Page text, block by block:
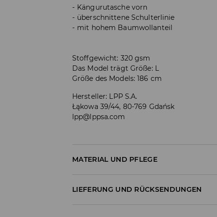
Kängurutasche vorn
überschnittene Schulterlinie
mit hohem Baumwollanteil
Stoffgewicht: 320 gsm
Das Model trägt Größe: L
Größe des Models: 186 cm
Hersteller: LPP S.A.
Łąkowa 39/44, 80-769 Gdańsk
lpp@lppsa.com
MATERIAL UND PFLEGE
ERSTER STOFF 60% BAUMWOLLE, 40%
BLEICHEN NICHT ERLAUBT
LIEFERUNG UND RÜCKSENDUNGEN